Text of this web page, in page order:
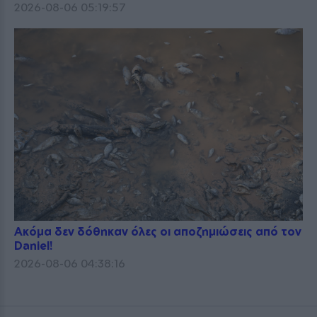
2026-08-06 05:19:57
Ακόμα δεν δόθηκαν όλες οι αποζημιώσεις από τον
Daniel!
2026-08-06 04:38:16